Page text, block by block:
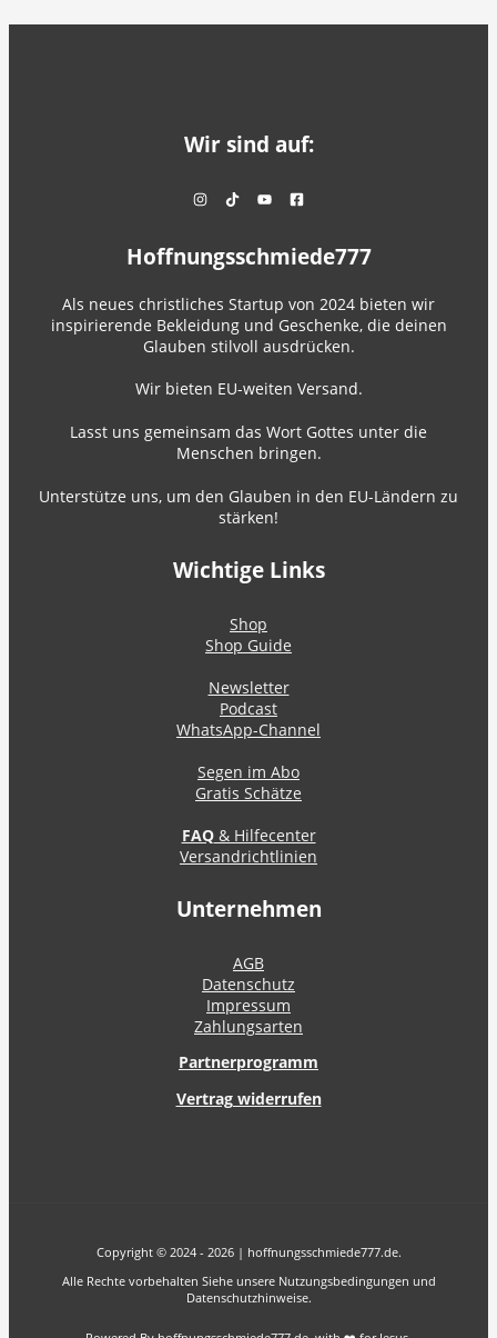
Wir sind auf:
Hoffnungsschmiede777
Als neues christliches Startup von 2024 bieten wir
inspirierende Bekleidung und Geschenke, die deinen
Glauben stilvoll ausdrücken.
Wir bieten EU-weiten Versand.
Lasst uns gemeinsam das Wort Gottes unter die
Menschen bringen.
Unterstütze uns, um den Glauben in den EU-Ländern zu
stärken!
Wichtige Links
Shop
Shop Guide
Newsletter
Podcast
WhatsApp-Channel
Segen im Abo
Gratis Schätze
FAQ& Hilfecenter
Versandrichtlinien
Unternehmen
AGB
Datenschutz
Impressum
Zahlungsarten
Partnerprogramm
Vertrag widerrufen
Copyright © 2024 - 2026 | hoffnungsschmiede777.de.
Alle Rechte vorbehalten Siehe unsere Nutzungsbedingungen und
Datenschutzhinweise.